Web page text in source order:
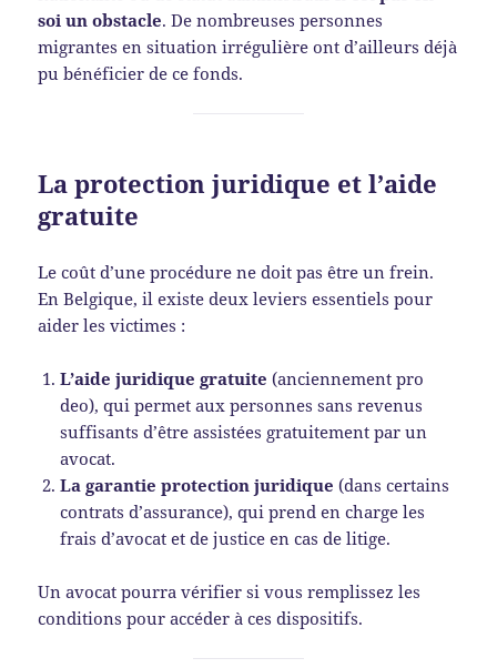
soi un obstacle. De nombreuses personnes
migrantes en situation irrégulière ont d’ailleurs déjà
pu bénéficier de ce fonds.
La protection juridique et l’aide
gratuite
Le coût d’une procédure ne doit pas être un frein.
En Belgique, il existe deux leviers essentiels pour
aider les victimes :
L’aide juridique gratuite (anciennement pro
deo), qui permet aux personnes sans revenus
suffisants d’être assistées gratuitement par un
avocat.
La garantie protection juridique (dans certains
contrats d’assurance), qui prend en charge les
frais d’avocat et de justice en cas de litige.
Un avocat pourra vérifier si vous remplissez les
conditions pour accéder à ces dispositifs.